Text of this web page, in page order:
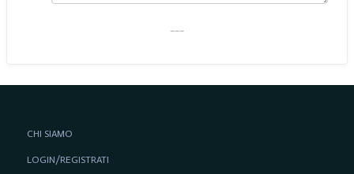
CHI SIAMO
LOGIN/REGISTRATI